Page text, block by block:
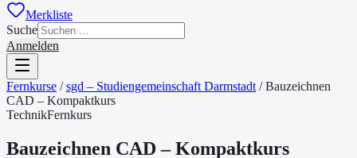
Merkliste
Suche
Anmelden
Fernkurse / sgd – Studiengemeinschaft Darmstadt /Bauzeichnen
CAD – Kompaktkurs
TechnikFernkurs
Bauzeichnen CAD – Kompaktkurs